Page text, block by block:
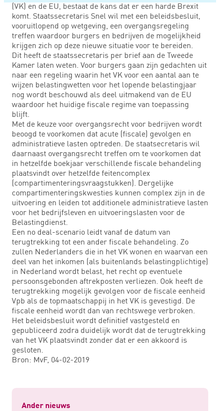
(VK) en de EU, bestaat de kans dat er een harde Brexit
komt. Staatssecretaris Snel wil met een beleidsbesluit,
vooruitlopend op wetgeving, een overgangsregeling
treffen waardoor burgers en bedrijven de mogelijkheid
krijgen zich op deze nieuwe situatie voor te bereiden.
Dit heeft de staatssecretaris per brief aan de Tweede
Kamer laten weten. Voor burgers gaan zijn gedachten uit
naar een regeling waarin het VK voor een aantal aan te
wijzen belastingwetten voor het lopende belastingjaar
nog wordt beschouwd als deel uitmakend van de EU
waardoor het huidige fiscale regime van toepassing
blijft.
Met de keuze voor overgangsrecht voor bedrijven wordt
beoogd te voorkomen dat acute (fiscale) gevolgen en
administratieve lasten optreden. De staatsecretaris wil
daarnaast overgangsrecht treffen om te voorkomen dat
in hetzelfde boekjaar verschillende fiscale behandeling
plaatsvindt over hetzelfde feitencomplex
(compartimenteringsvraagstukken). Dergelijke
compartimenteringskwesties kunnen complex zijn in de
uitvoering en leiden tot additionele administratieve lasten
voor het bedrijfsleven en uitvoeringslasten voor de
Belastingdienst.
Een no deal-scenario leidt vanaf de datum van
terugtrekking tot een ander fiscale behandeling. Zo
zullen Nederlanders die in het VK wonen en waarvan een
deel van het inkomen (als buitenlands belastingplichtige)
in Nederland wordt belast, het recht op eventuele
persoonsgebonden aftrekposten verliezen. Ook heeft de
terugtrekking mogelijk gevolgen voor de fiscale eenheid
Vpb als de topmaatschappij in het VK is gevestigd. De
fiscale eenheid wordt dan van rechtswege verbroken.
Het beleidsbesluit wordt definitief vastgesteld en
gepubliceerd zodra duidelijk wordt dat de terugtrekking
van het VK plaatsvindt zonder dat er een akkoord is
gesloten.
Bron: MvF, 04-02-2019
Ander nieuws